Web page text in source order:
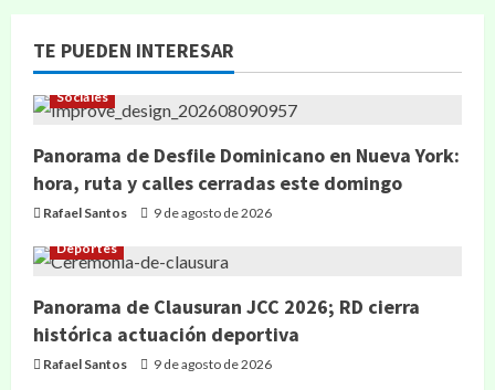
TE PUEDEN INTERESAR
Sociales
Panorama de Desfile Dominicano en Nueva York:
hora, ruta y calles cerradas este domingo
Rafael Santos 9 de agosto de 2026
Deportes
Panorama de Clausuran JCC 2026; RD cierra
histórica actuación deportiva
Rafael Santos 9 de agosto de 2026